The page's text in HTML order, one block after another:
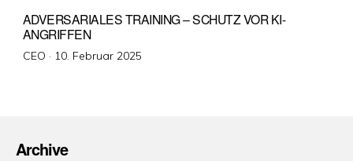
ADVERSARIALES TRAINING – SCHUTZ VOR KI-
ANGRIFFEN
CEO · Veröffentlicht
10. Februar 2025
Archive